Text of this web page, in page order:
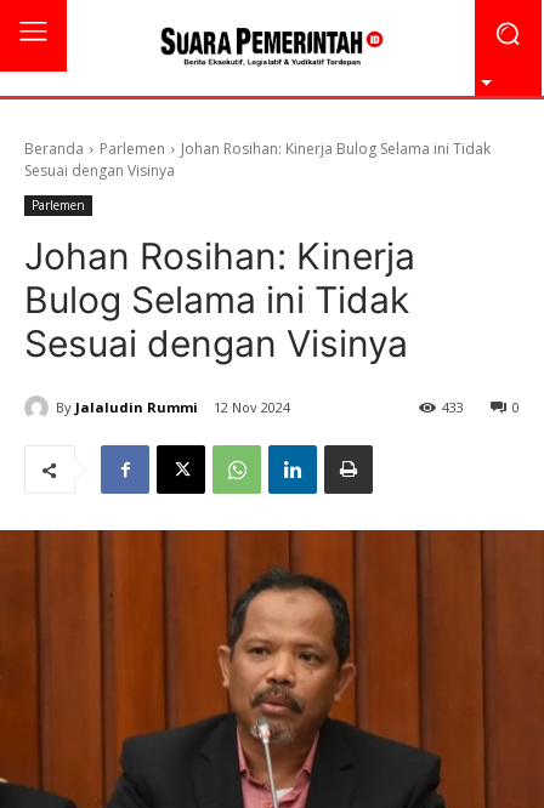
Beranda Parlemen
Johan Rosihan: Kinerja Bulog Selama ini Tidak
Sesuai dengan Visinya
Parlemen
Johan Rosihan: Kinerja
Bulog Selama ini Tidak
Sesuai dengan Visinya
By Jalaludin Rummi 12 Nov 2024 0
433